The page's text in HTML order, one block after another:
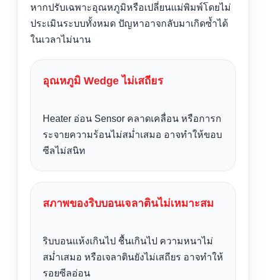
หากปรับเฉพาะอุณหภูมิหรือเปลี่ยนแม่พิมพ์โดยไม่
ประเมินระบบทั้งหมด ปัญหาอาจกลับมาเกิดซ้ำได้
ในเวลาไม่นาน
อุณหภูมิ Wedge ไม่เสถียร
Heater อ่อน Sensor คลาดเคลื่อน หรือการก
ระจายความร้อนไม่สม่ำเสมอ อาจทำให้ขอบ
ซีลไม่สนิท
สภาพของริบบอนเจลาตินไม่เหมาะสม
ริบบอนแห้งเกินไป ชื้นเกินไป ความหนาไม่
สม่ำเสมอ หรือเจลาตินยังไม่เสถียร อาจทำให้
รอยซีลอ่อน